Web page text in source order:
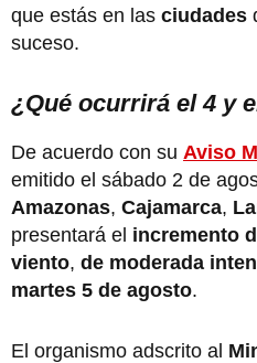
que estás en las ciudades
suceso.
¿Qué ocurrirá el 4 y
De acuerdo con su Aviso
emitido el sábado 2 de
Amazonas, Cajamarca,
presentará el incremento
viento, de moderada
martes 5 de agosto.
El organismo adscrito al